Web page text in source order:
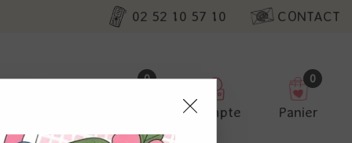
02 52 10 57 10 CONTACT
0
Compte
0
Panier